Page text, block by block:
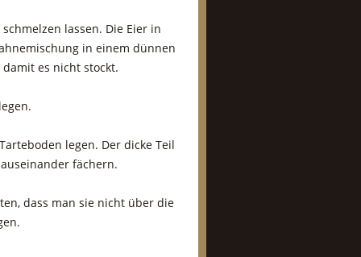
lassen. Die Eier in
in einem dünnen
es nicht stockt.
legen. Der dicke Teil
fächern.
dass man sie nicht über die